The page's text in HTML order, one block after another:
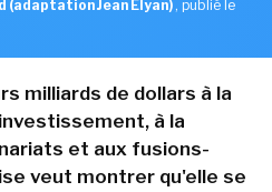
(adaptation Jean Elyan) , publié le
milliards de dollars à la
à la
et aux fusions-
veut montrer qu'elle se